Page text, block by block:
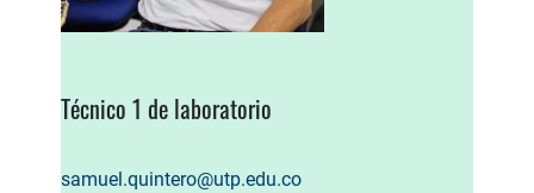
Técnico 1 de laboratorio
samuel.quintero@utp.edu.co